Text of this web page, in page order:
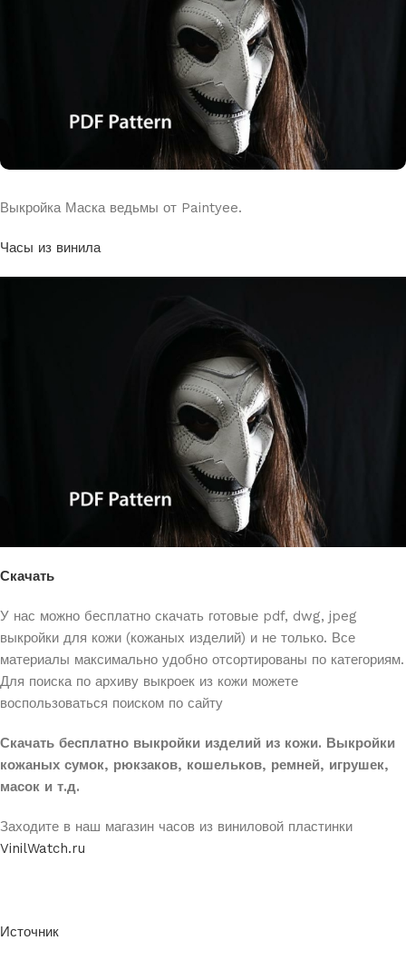
Выкройка Маска ведьмы от Paintyee.
Часы из винила
Скачать
У нас можно бесплатно скачать готовые pdf, dwg, jpeg
выкройки для кожи (кожаных изделий) и не только. Все
материалы максимально удобно отсортированы по категориям.
Для поиска по архиву выкроек из кожи можете
воспользоваться поиском по сайту
Скачать бесплатно выкройки изделий из кожи. Выкройки
кожаных сумок, рюкзаков, кошельков, ремней, игрушек,
масок и т.д.
Заходите в наш магазин часов из виниловой пластинки
VinilWatch.ru
Источник